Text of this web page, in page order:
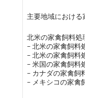
主要地域におけ
北米の家禽飼料処
– 北米の家禽飼料
– 北米の家禽飼料
– 米国の家禽飼料
– カナダの家禽飼
– メキシコの家禽